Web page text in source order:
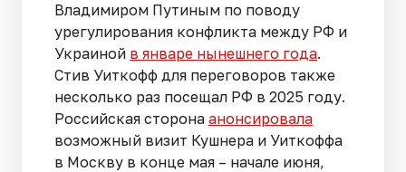
Владимиром Путиным по поводу
урегулирования конфликта между РФ и
Украиной в январе нынешнего года.
Стив Уиткофф для переговоров также
несколько раз посещал РФ в 2025 году.
Российская сторона анонсировала
возможный визит Кушнера и Уиткоффа
в Москву в конце мая – начале июня,